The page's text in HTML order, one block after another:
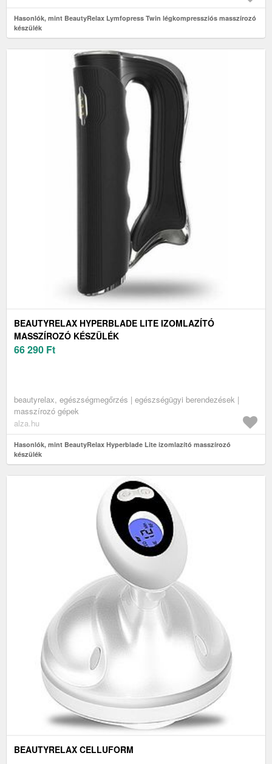
Hasonlók, mint BeautyRelax Lymfopress Twin légkompressziós masszírozó
készülék
BEAUTYRELAX HYPERBLADE LITE IZOMLAZÍTÓ
MASSZÍROZÓ KÉSZÜLÉK
66 290 Ft
beautyrelax, egészségmegőrzés | egészségügyi berendezések |
masszírozó gépek
alza.hu
Hasonlók, mint BeautyRelax Hyperblade Lite izomlazító masszírozó
készülék
BEAUTYRELAX CELLUFORM